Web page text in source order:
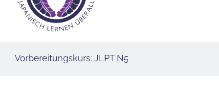
Vorbereitungskurs: JLPT N5